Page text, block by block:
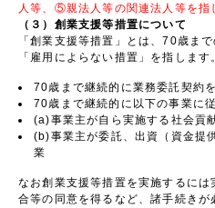
人等、⑤親法人等の関連法人等を指
（３）創業支援等措置について
「創業支援等措置」とは、70歳ま
「雇用によらない措置」を指します
70歳まで継続的に業務委託契約
70歳まで継続的に以下の事業に
(a)事業主が自ら実施する社会貢
(b)事業主が委託、出資（資金提
業
なお創業支援等措置を実施するには
合等の同意を得るなど、諸手続きが